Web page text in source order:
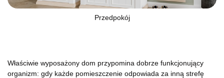
Przedpokój
Właściwie wyposażony dom przypomina dobrze funkcjonujący
organizm: gdy każde pomieszczenie odpowiada za inną strefę